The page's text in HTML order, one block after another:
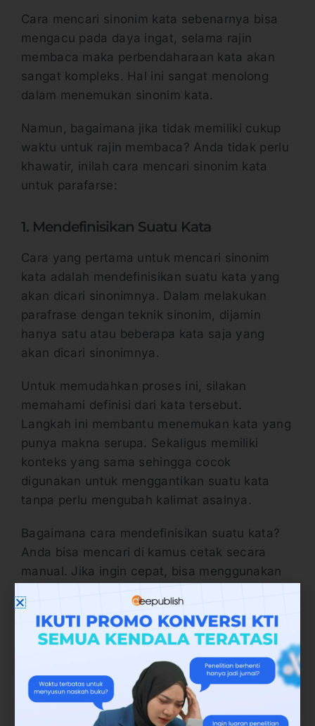
Cara mencari sinonim kata sebenarnya bisa
mengacu pada daya ingat, selama rajin
membaca maka perbendaharaan kata akan
sangat kompleks. Hal ini sangat menolong
dalam menemukan sinonim kata.
Namun, bagaimana jika tidak memiliki cukup
waktu untuk rajin membaca? Anda tidak perlu
khawatir, inilah cara mencari sinonim kata
untuk parafarse:
1. Mendefinisikan Suatu Kata
Cara yang pertama untuk mencari sinonim
kata adalah mendefinisikan suatu kata yang
akan dicari sinonimnya. Dalam melakukan
parafrase dengan teknik sinonim, dijamin
hanya satu atau beberapa kata saja yang
akan dicari sinonimnya.
Untuk memudahkan proses ini, silakan
memahami definisi dari kata tersebut.
Langkah ini membantu menemukan kata yang
punya makna serupa. Sekaligus memiliki
konteks yang sama sehingga cocok
digunakan untuk menggantikan suatu kata
tanpa perlu mengubah kalimat asalnya.
Bagaimana cara mendefinisikan suatu kata?
Anda bisa mencari di kamus cetak secara
manual. Jika ingin cepat, bisa menggunakan
(Kamus Besar Bahasa Indonesia) Online.
2. Menggunakan Tools Pencari Sinonim
Kata
Pilihan cara mencari sinonim kata yang kedua
adalah menggunakan tools pencari sinonim